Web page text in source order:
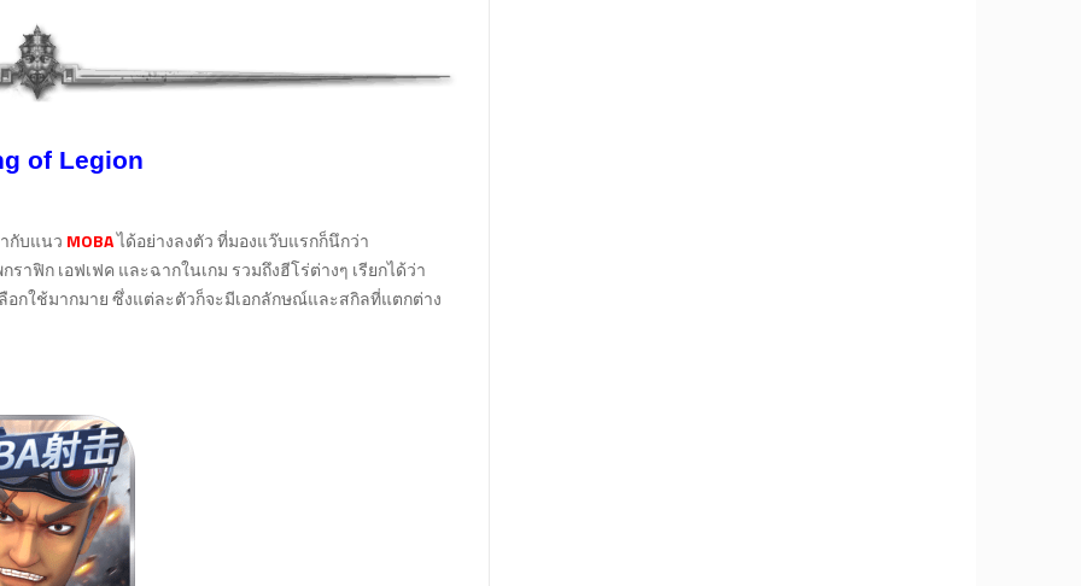
of Legion
กับแนว MOBAได้อย่างลงตัว ที่มองแว๊บแรกก็นึกว่า
ราฟิก เอฟเฟค และฉากในเกม รวมถึงฮีโร่ต่างๆ เรียกได้ว่า
อกใช้มากมาย ซึ่งแต่ละตัวก็จะมีเอกลักษณ์และสกิลที่แตกต่าง